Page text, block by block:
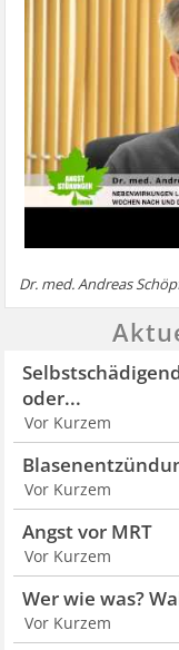
Dr. med. Andreas
oder...
Vor Kurzem
Vor Kurzem
Angst vor MRT
Vor Kurzem
Wer wie was?
Vor Kurzem